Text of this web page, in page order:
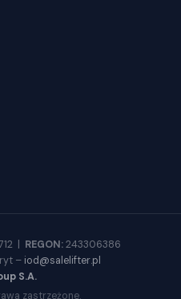
| REGON:243306386
– iod@salelifter.pl
S.A.
zastrzeżone.